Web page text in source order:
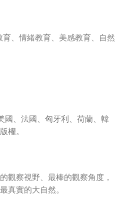
、情緒教育、美感教育、自然
國、法國、匈牙利、荷蘭、韓
權。
觀察視野、最棒的觀察角度，
真實的大自然。